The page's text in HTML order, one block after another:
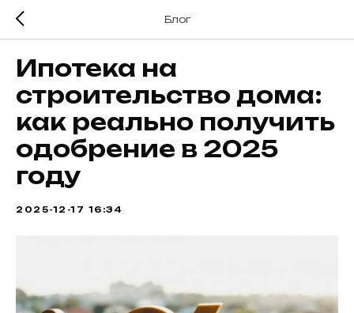
Блог
Ипотека на
строительство дома:
как реально получить
одобрение в 2025
году
2025-12-17 16:34